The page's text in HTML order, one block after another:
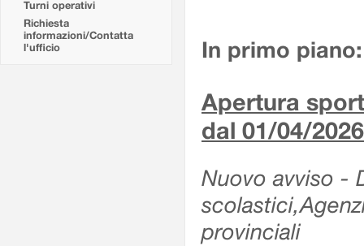
Turni operativi
Richiesta
informazioni/Contatta
l'ufficio
In primo piano:
Apertura
dal 01/04/2026
Nuovo avviso -
provinciali